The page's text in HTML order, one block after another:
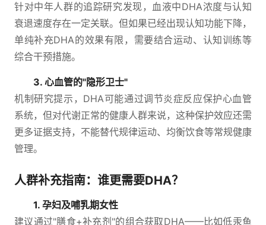
针对中年人群的追踪研究发现，血液中DHA浓度与认知
衰退速度存在一定关联。但如果已经出现认知功能下降，
单纯补充DHA的效果有限，需要结合运动、认知训练等
综合干预措施。
3. 心血管的"隐形卫士"
机制研究提示，DHA可能通过调节炎症反应保护心血管
系统，但对代谢正常的健康人群来说，这种保护效应还需
更多证据支持，不能替代规律运动、均衡饮食等常规健康
管理。
人群补充指南：谁更需要DHA？
1. 孕妇及哺乳期女性
建议通过"膳食+补充剂"的组合获取DHA——比如低汞鱼